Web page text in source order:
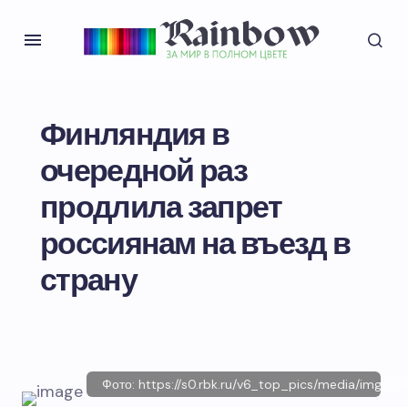
Финляндия в
очередной раз
продлила запрет
россиянам на въезд в
страну
Фото: https://s0.rbk.ru/v6_top_pics/media/img/7/